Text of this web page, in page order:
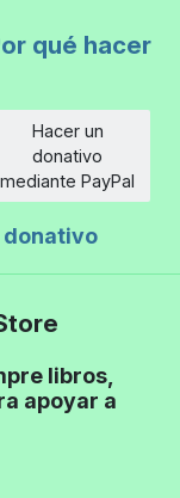
qué hacer
Hacer un
donativo
mediante PayPal
donativo
libros,
apoyar a